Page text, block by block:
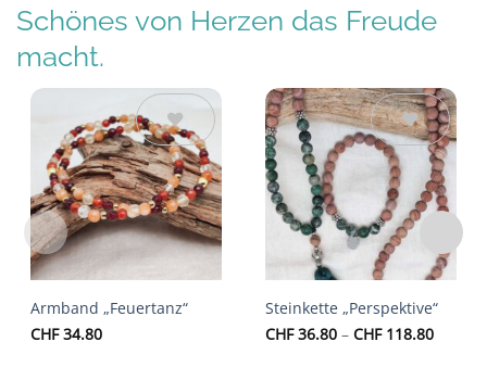
Schönes von Herzen das Freude
macht.
Auf die
Wunschliste
Armband „Feuertanz“
CHF34.80
Auf die
Wunschliste
Steinkette „Perspektive“
CHF36.80 – CHF118.80